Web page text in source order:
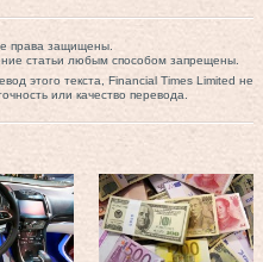
права защищены.
статьи любым способом запрещены.
этого текста, Financial Times Limited не
или качество перевода.